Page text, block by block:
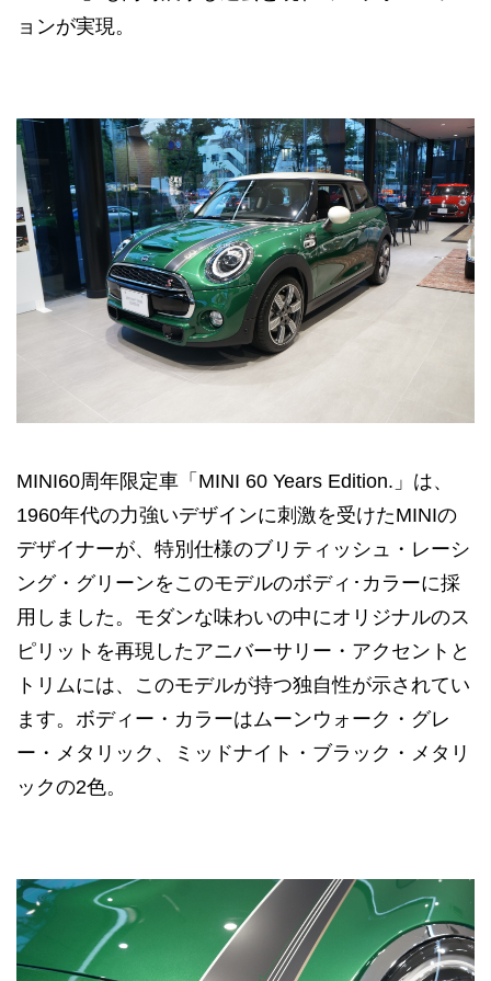
ョンが実現。
MINI60周年限定車「MINI 60 Years Edition.」は、
1960年代の力強いデザインに刺激を受けたMINIの
デザイナーが、特別仕様のブリティッシュ・レーシ
ング・グリーンをこのモデルのボディ･カラーに採
用しました。モダンな味わいの中にオリジナルのス
ピリットを再現したアニバーサリー・アクセントと
トリムには、このモデルが持つ独自性が示されてい
ます。ボディー・カラーはムーンウォーク・グレ
ー・メタリック、ミッドナイト・ブラック・メタリ
ックの2色。